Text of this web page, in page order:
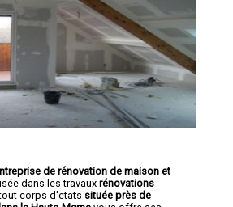
de rénovation de maison et
dans les travaux rénovations
corps d'etats située près de